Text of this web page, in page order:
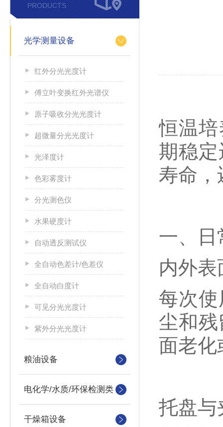
PRODUCTS
光学测量设备
红外分光光度计
傅立叶变换红外光谱仪
原子吸收分光光度计
超微量分光光度计
光泽度计
色彩雾度计
分光测色仪
水果硬度计
自动透反测试仪
全自动色差计/色差仪
全自动白度计
可见分光光度计
紫外分光光度计
粮油设备
电化学/水质/环保检测类
干燥箱设备
恒温
期稳
寿命，
一、日
内外表
每次
尘和
面老化
托盘与